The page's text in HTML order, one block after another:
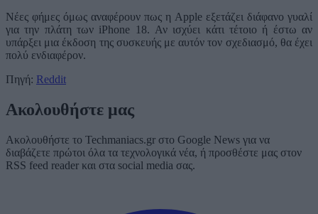
Νέες φήμες όμως αναφέρουν πως η Apple εξετάζει διάφανο γυαλί
για την πλάτη των iPhone 18. Αν ισχύει κάτι τέτοιο ή έστω αν
υπάρξει μια έκδοση της συσκευής με αυτόν τον σχεδιασμό, θα έχει
πολύ ενδιαφέρον.
Πηγή: Reddit
Ακολουθήστε μας
Ακολουθήστε το Techmaniacs.gr στο Google News για να
διαβάζετε πρώτοι όλα τα τεχνολογικά νέα, ή προσθέστε μας στον
RSS feed reader και στα social media σας.